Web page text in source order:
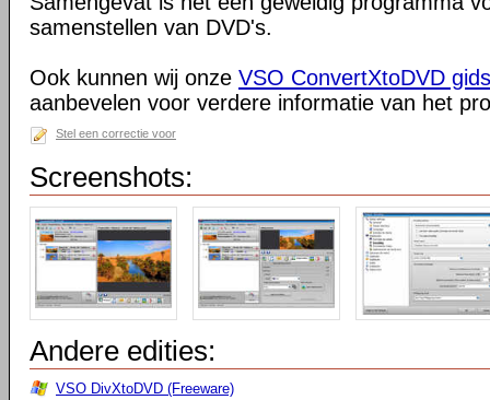
samenstellen van DVD's.
Ook kunnen wij onze VSO ConvertXtoDVD
aanbevelen voor verdere informatie van het
Stel een correctie voor
Screenshots:
Andere edities:
VSO DivXtoDVD (Freeware)